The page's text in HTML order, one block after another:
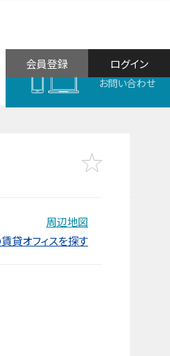
お問い合わせ
ログイン
会員登録
周辺地図
貸オフィスを探す